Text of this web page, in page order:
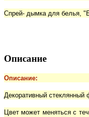
Спрей- дымка для белья,
Описание
Описание:
Декоративный стеклянный
Цвет может меняться с